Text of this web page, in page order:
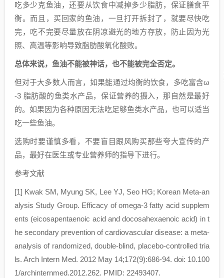
吃多少克鱼油，还要从饮食中减掉多少脂肪，保证膳食平
衡。而且，买回家的鱼油，一旦打开拆封了，就要尽快吃
完，吃不完要尽量放在阴凉避光的地方存放，防止因为光
照、高温等影响导致脂肪酸氧化酸败。
总体来说，鱼油不能被神话，也不能被完全否定。
但对于大多数人而言，如果能通过均衡的饮食，多吃富含ω
-3 脂肪酸的鱼类水产品，保证营养的摄入，那自然是最好
的。如果因为各种原因无法吃足够鱼类水产品，也可以适当
吃一些鱼油。
选购时要谨慎多看，不要盲目跟风购买那些夸大宣传的产
品，最好在医生或专业营养师的指导下进行。
参考文献
[1] Kwak SM, Myung SK, Lee YJ, Seo HG; Korean Meta-an
alysis Study Group. Efficacy of omega-3 fatty acid supplem
ents (eicosapentaenoic acid and docosahexaenoic acid) in t
he secondary prevention of cardiovascular disease: a meta-
analysis of randomized, double-blind, placebo-controlled tria
ls. Arch Intern Med. 2012 May 14;172(9):686-94. doi: 10.100
1/archinternmed.2012.262. PMID: 22493407.